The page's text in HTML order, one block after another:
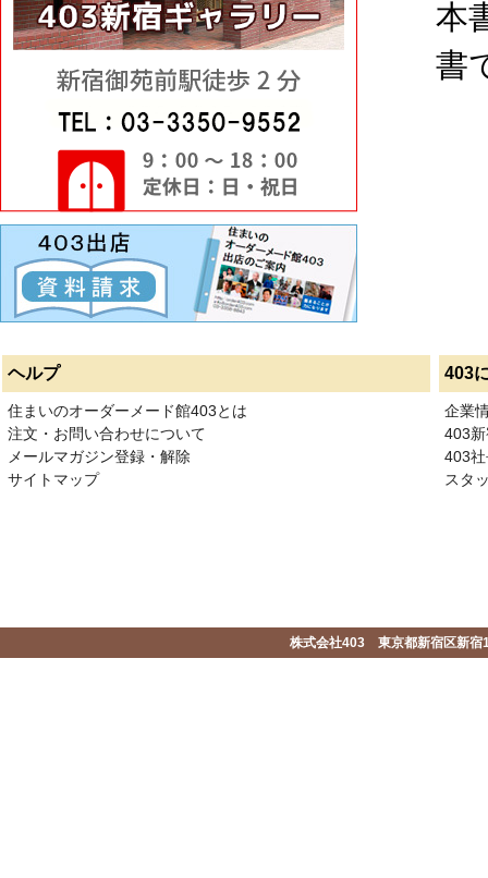
本
書
ヘルプ 403
住まいのオーダーメード館403とは
注文・お問い合わせについて
メールマガジン登録・解除
サイトマップ
企業
403
403
スタ
株式会社403 東京都新宿区新